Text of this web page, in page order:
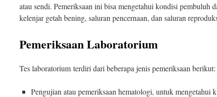
atau sendi. Pemeriksaan ini bisa mengetahui kondisi pembuluh
kelenjar getah bening, saluran pencernaan, dan saluran
Pemeriksaan Laboratorium
Tes laboratorium terdiri dari beberapa jenis pemeriksaan berikut:
Pengujian atau pemeriksaan hematologi, untuk mengetahui